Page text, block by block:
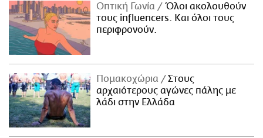
Οπτική Γωνία
Όλοι ακολουθούν
τους influencers. Και όλοι τους
περιφρονούν.
Πομακοχώρια
Στους
αρχαιότερους αγώνες πάλης με
λάδι στην Ελλάδα